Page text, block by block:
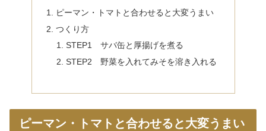
ピーマン・トマトと合わせると大変うまい
つくり方
STEP1 サバ缶と厚揚げを煮る
STEP2 野菜を入れてみそを溶き入れる
ピーマン・トマトと合わせると大変うまい